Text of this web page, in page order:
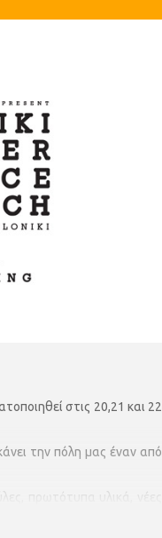
στις 20,21 και 22
την πόλη μας έναν από
πρωτότυπα υλικά, νέες